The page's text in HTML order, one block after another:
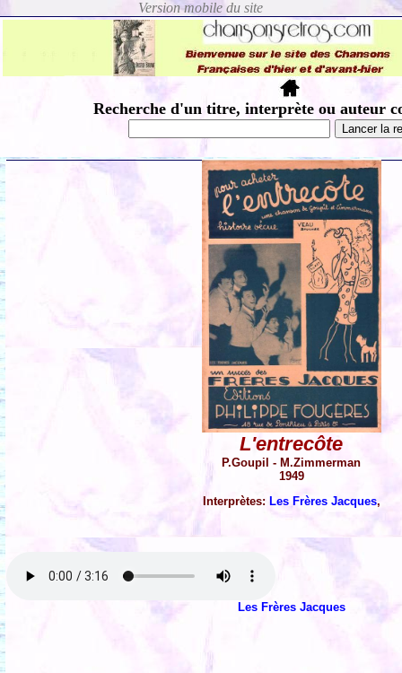
Recherche d'un titre, interprète ou auteur
L'entrecôte
P.Goupil - M.Zimmerman
1949
Interprètes: Les Frères Jacques,
Les Frères Jacques